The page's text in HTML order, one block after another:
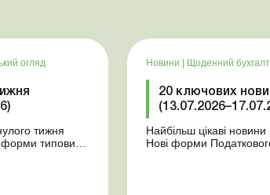
огляд
тижня
форми типових
Новини | Щоденний
20 ключових
Найбільш цікаві
Нові форми